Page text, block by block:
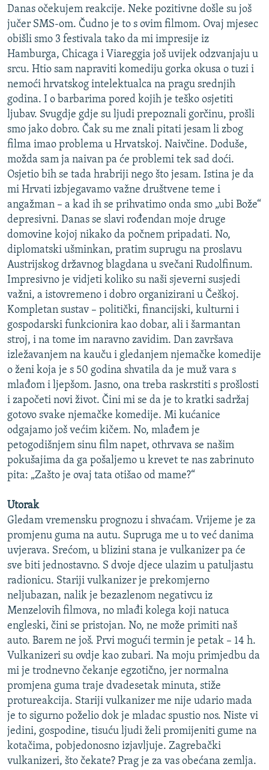
Danas očekujem reakcije. Neke pozitivne došle su još
jučer SMS-om. Čudno je to s ovim filmom. Ovaj mjesec
obišli smo 3 festivala tako da mi impresije iz
Hamburga, Chicaga i Viareggia još uvijek odzvanjaju u
srcu. Htio sam napraviti komediju gorka okusa o tuzi i
nemoći hrvatskog intelektualca na pragu srednjih
godina. I o barbarima pored kojih je teško osjetiti
ljubav. Svugdje gdje su ljudi prepoznali gorčinu, prošli
smo jako dobro. Čak su me znali pitati jesam li zbog
filma imao problema u Hrvatskoj. Naivčine. Doduše,
možda sam ja naivan pa će problemi tek sad doći.
Osjetio bih se tada hrabriji nego što jesam. Istina je da
mi Hrvati izbjegavamo važne društvene teme i
angažman – a kad ih se prihvatimo onda smo „ubi Bože“
depresivni. Danas se slavi rođendan moje druge
domovine kojoj nikako da počnem pripadati. No,
diplomatski ušminkan, pratim suprugu na proslavu
Austrijskog državnog blagdana u svečani Rudolfinum.
Impresivno je vidjeti koliko su naši sjeverni susjedi
važni, a istovremeno i dobro organizirani u Češkoj.
Kompletan sustav – politički, financijski, kulturni i
gospodarski funkcionira kao dobar, ali i šarmantan
stroj, i na tome im naravno zavidim. Dan završava
izležavanjem na kauču i gledanjem njemačke komedije
o ženi koja je s 50 godina shvatila da je muž vara s
mlađom i ljepšom. Jasno, ona treba raskrstiti s prošlosti
i započeti novi život. Čini mi se da je to kratki sadržaj
gotovo svake njemačke komedije. Mi kućanice
odgajamo još većim kičem. No, mlađem je
petogodišnjem sinu film napet, othrvava se našim
pokušajima da ga pošaljemo u krevet te nas zabrinuto
pita: „Zašto je ovaj tata otišao od mame?“
Utorak
Gledam vremensku prognozu i shvaćam. Vrijeme je za
promjenu guma na autu. Supruga me u to već danima
uvjerava. Srećom, u blizini stana je vulkanizer pa će
sve biti jednostavno. S dvoje djece ulazim u patuljastu
radionicu. Stariji vulkanizer je prekomjerno
neljubazan, nalik je bezazlenom negativcu iz
Menzelovih filmova, no mlađi kolega koji natuca
engleski, čini se pristojan. No, ne može primiti naš
auto. Barem ne još. Prvi mogući termin je petak – 14 h.
Vulkanizeri su ovdje kao zubari. Na moju primjedbu da
mi je trodnevno čekanje egzotično, jer normalna
promjena guma traje dvadesetak minuta, stiže
protureakcija. Stariji vulkanizer me nije udario mada
je to sigurno poželio dok je mladac spustio nos. Niste vi
jedini, gospodine, tisuću ljudi želi promijeniti gume na
kotačima, pobjedonosno izjavljuje. Zagrebački
vulkanizeri, što čekate? Prag je za vas obećana zemlja.